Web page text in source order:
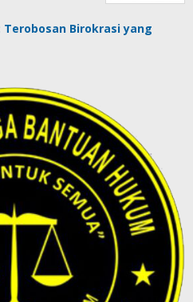
Terobosan Birokrasi yang